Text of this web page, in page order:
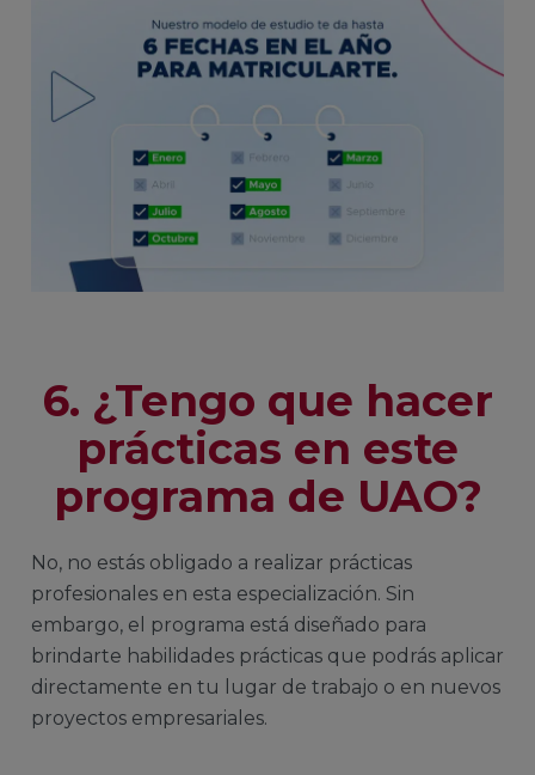
6. ¿Tengo que hacer
prácticas en este
programa de UAO?
No, no estás obligado a realizar prácticas
profesionales en esta especialización. Sin
embargo, el programa está diseñado para
brindarte habilidades prácticas que podrás aplicar
directamente en tu lugar de trabajo o en nuevos
proyectos empresariales.